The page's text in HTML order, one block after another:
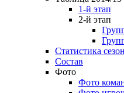
1-й этап
2-й этап
Статистика
Состав
Фото
Фото